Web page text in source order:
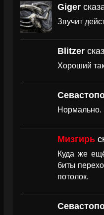
Giger
Звучит
Blitzer
Хороший
Нормально.
Мизгирь
Куда же
биты
потолок.